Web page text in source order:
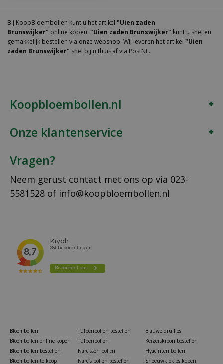
Bij KoopBloembollen kunt u het artikel "Uien zaden
Brunswijker" online kopen. "Uien zaden Brunswijker" kunt u snel en
gemakkelijk bestellen via onze webshop. Wij leveren het artikel "Uien
zaden Brunswijker" snel bij u thuis af via PostNL.
Koopbloembollen.nl
Onze klantenservice
Vragen?
Neem gerust contact met ons op via 023-
5581528 of info@koopbloembollen.nl
Bloembollen
Bloembollen online kopen
Bloembollen bestellen
Bloembollen te koop
Tulpenbollen bestellen
Tulpenbollen
Narcissen bollen
Narcis bollen bestellen
Blauwe druifjes
Keizerskroon bestellen
Hyacinten bollen
Sneeuwklokjes kopen